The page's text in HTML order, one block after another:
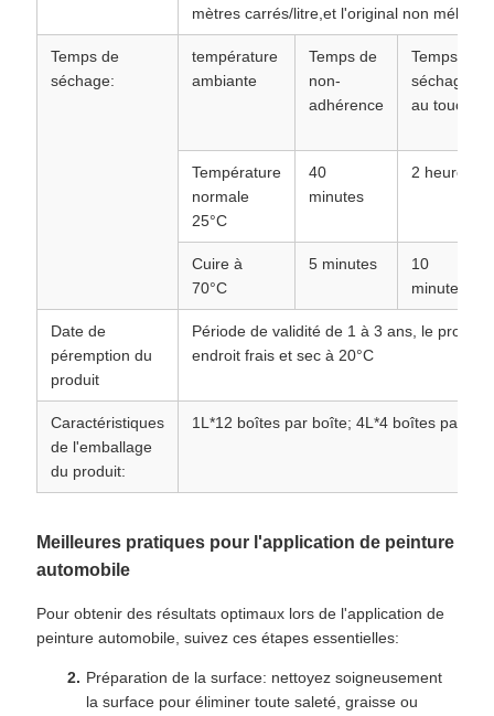
mètres carrés/litre,et l'original non
Temps de
séchage:
température
ambiante
Temps de
non-
adhérence
Temps de
séchage
au toucher
Température
normale
25°C
40
minutes
2 heures
Cuire à
70°C
5 minutes
10
minutes
Date de
péremption du
produit
Période de validité de 1 à 3 ans, le produit
endroit frais et sec à 20°C
Caractéristiques
de l'emballage
du produit:
1L*12 boîtes par boîte; 4L*4 boîtes par
Meilleures pratiques pour l'application de peinture
automobile
Pour obtenir des résultats optimaux lors de l'application de
peinture automobile, suivez ces étapes essentielles:
Préparation de la surface: nettoyez soigneusement
la surface pour éliminer toute saleté, graisse ou